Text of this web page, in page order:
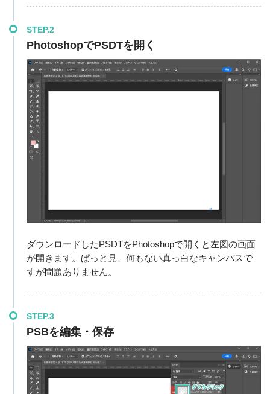
STEP.2
PhotoshopでPSDTを開く
ダウンロードしたPSDTをPhotoshopで開くと左図の画面
が開きます。ぱっと見、何もない真っ白なキャンバスで
すが問題ありません。
STEP.3
PSBを編集・保存